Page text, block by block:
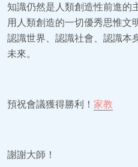
知識仍然是人類創造性前進的
用人類創造的一切優秀思惟文
認識世界、認識社會、認識本
未來。
預祝會議獲得勝利！ 家教
謝謝大師！